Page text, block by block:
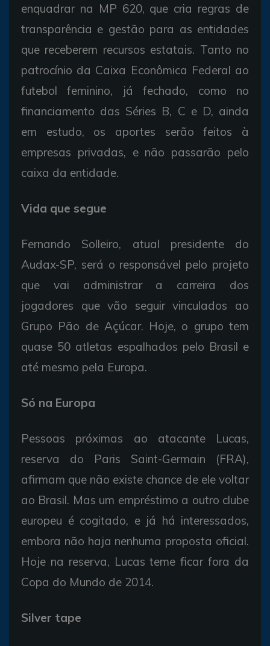
enquadrar na MP 620, que cria regras de
transparência e gestão para as entidades
que receberem recursos estatais. Tanto no
patrocínio da Caixa Econômica Federal ao
futebol feminino, já fechado, como no
financiamento das Séries B, C e D, ainda
em estudo, os aportes serão feitos à
empresas privadas, e não passarão pelo
caixa da entidade.
Vida que segue
Fernando Solleiro, atual presidente do
Audax-SP, será o responsável pelo projeto
que vai administrar a carreira dos
jogadores que vão seguir vinculados ao
Grupo Pão de Açúcar. Hoje, o grupo tem
quase 50 atletas espalhados pelo Brasil e
até mesmo pela Europa.
Só na Europa
Pessoas próximas ao atacante Lucas,
reserva do Paris Saint-Germain (FRA),
afirmam que não existe chance de ele voltar
ao Brasil. Mas um empréstimo a outro clube
europeu é cogitado, e já há interessados,
embora não haja nenhuma proposta oficial.
Hoje na reserva, Lucas teme ficar fora da
Copa do Mundo de 2014.
Silver tape